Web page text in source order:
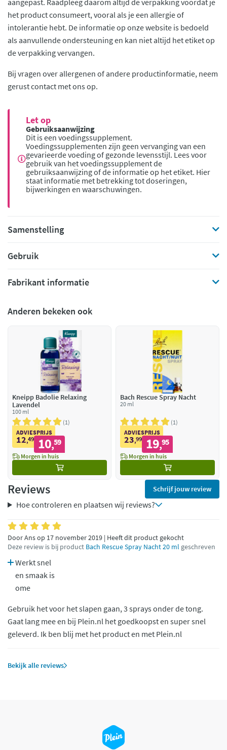
aangepast. Raadpleeg daarom altijd de verpakking voordat je
het product consumeert, vooral als je een allergie of
intolerantie hebt. De informatie op onze website is bedoeld
als aanvullende ondersteuning en kan niet altijd het etiket op
de verpakking vervangen.
Bij vragen over allergenen of andere productinformatie, neem
gerust contact met ons op.
Let op
Gebruiksaanwijzing
Dit is een voedingssupplement.
Voedingssupplementen zijn geen vervanging van een
gevarieerde voeding of gezonde levensstijl. Lees voor
gebruik van het voedingssupplement de
gebruiksaanwijzing of de informatie op het etiket. Hier
staat informatie met betrekking tot doseringen,
bijwerkingen en waarschuwingen.
Samenstelling
Gebruik
Fabrikant informatie
Anderen bekeken ook
Kneipp Badolie Relaxing
Lavendel
100 ml
1
ADVIESPRIJS
12,49 10,59
Morgen in huis
Bach Rescue Spray Nacht
20 ml
1
ADVIESPRIJS
23,99 19,95
Morgen in huis
Reviews Schrijf jouw review
Hoe controleren en plaatsen wij reviews?
Door Ans op 17 november 2019 | Heeft dit product gekocht
Deze review is bij product Bach Rescue Spray Nacht 20 ml geschreven
Werkt snel
en smaak is
ome
Gebruik het voor het slapen gaan, 3 sprays onder de tong.
Gaat lang mee en bij Plein.nl het goedkoopst en super snel
geleverd. Ik ben blij met het product en met Plein.nl
Bekijk alle reviews